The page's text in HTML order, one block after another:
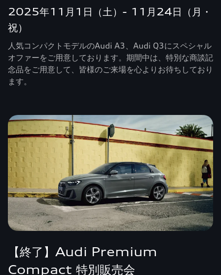
2025年11月1日（土）- 11月24日（月・
祝）
人気コンパクトモデルのAudi A3、Audi Q3にスペシャル
オファーをご用意しております。期間中は、特別な商談記
念品をご用意して、皆様のご来場を心よりお待ちしており
ます。
【終了】Audi Premium
Compact 特別販売会